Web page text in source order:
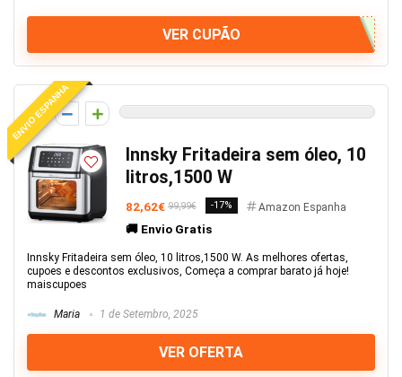
VER CUPÃO
ENVIO ESPANHA
0
Innsky Fritadeira sem óleo, 10
litros,1500 W
82,62€ 99,99€ -17% Amazon Espanha
🚚 Envio Gratis
Innsky Fritadeira sem óleo, 10 litros,1500 W. As melhores ofertas,
cupoes e descontos exclusivos, Começa a comprar barato já hoje!
maiscupoes
Maria 1 de Setembro, 2025
VER OFERTA